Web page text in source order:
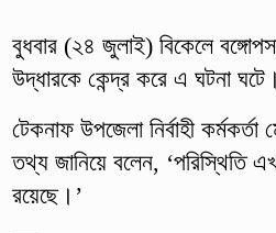
বুধবার (২৪ জুলাই) বিকেলে
উদ্ধারকে কেন্দ্র করে এ ঘটনা ঘটে।
টেকনাফ উপজেলা নির্বাহী
তথ্য জানিয়ে বলেন, ‘পরিস্থিতি
রয়েছে।’